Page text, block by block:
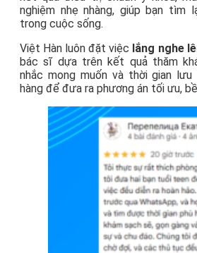
nghiệm nhẹ nhàng, giúp bạn tìm
trong cuộc sống.
Việt Hàn luôn đặt việc lắng nghe
bác sĩ dựa trên kết quả thăm
nhắc mong muốn và thời gian
hàng để đưa ra phương án tối ưu,